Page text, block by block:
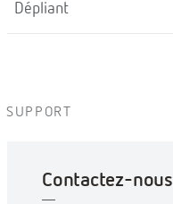
Dépliant
SUPPORT
Contactez-nous